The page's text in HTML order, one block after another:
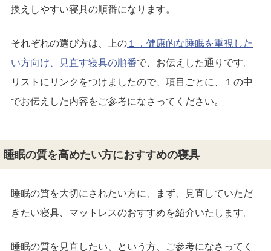
換えしやすい寝具の順番になります。
それぞれの選び方は、上の １．健康的な睡眠を重視した
い方向け、見直す寝具の順番で、お伝えした通りです。
リストにリンクをつけましたので、項目ごとに、１の中
でお伝えした内容をご参考になさってください。
睡眠の質を高めたい方におすすめの寝具
睡眠の質を大切にされたい方に、まず、見直していただ
きたい寝具、マットレスのおすすめを紹介いたします。
睡眠の質を見直したい、という方、ご参考になさってく